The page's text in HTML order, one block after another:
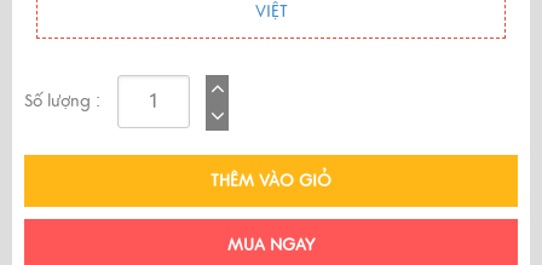
VIỆT
Số lượng :
THÊM VÀO GIỎ
MUA NGAY